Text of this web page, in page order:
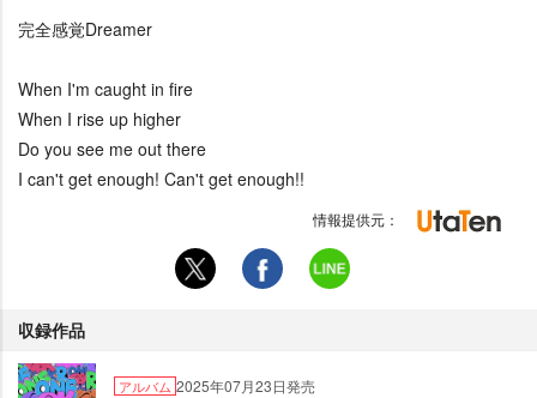
完全感覚Dreamer
When I'm caught in fire
When I rise up higher
Do you see me out there
I can't get enough! Can't get enough!!
情報提供元：
収録作品
アルバム 2025年07月23日発売